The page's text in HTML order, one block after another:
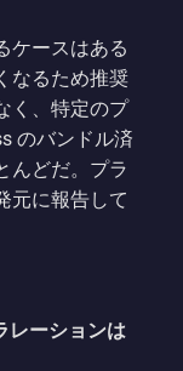
ケースはある
なるため推奨
く、特定のプ
のバンドル済
んどだ。プラ
元に報告して
レーションは